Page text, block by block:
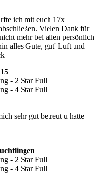
ich mit euch 17x
Vielen Dank für
mehr bei allen persönlich
alles Gute, gut' Luft und
sehr gut betreut u hatte